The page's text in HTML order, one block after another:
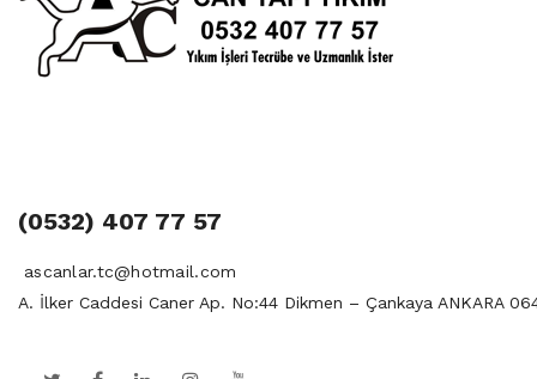
(0532) 407 77 57
ascanlar.tc@hotmail.com
A. İlker Caddesi Caner Ap. No:44 Dikmen – Çankaya ANKARA